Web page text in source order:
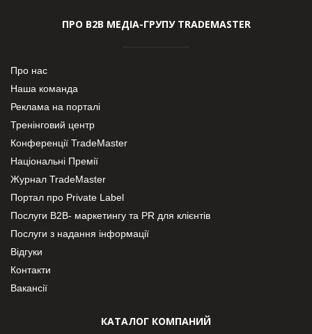
ПРО В2В МЕДІА-ГРУПУ TRADEMASTER
Про нас
Наша команда
Реклама на порталі
Тренінговий центр
Конференції TradeMaster
Національні Премії
Журнал TradeMaster
Портал про Private Label
Послуги В2В- маркетингу та PR для клієнтів
Послуги з надання інформації
Відгуки
Контакти
Вакансії
КАТАЛОГ КОМПАНИЙ